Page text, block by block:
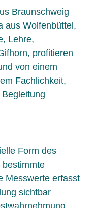
Braunschweig
aus Wolfenbüttel,
Lehre,
profitieren
von einem
Fachlichkeit,
Form des
bestimmte
Messwerte erfasst
sichtbar